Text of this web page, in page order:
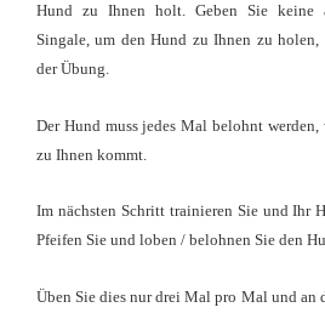
Hund zu Ihnen holt. Geben Sie keine
Singale, um den Hund zu Ihnen zu
der Übung.
Der Hund muss jedes Mal belohnt
zu Ihnen kommt.
Im nächsten Schritt trainieren Sie und Ihr
Pfeifen Sie und loben / belohnen Sie den
Üben Sie dies nur drei Mal pro Mal und an